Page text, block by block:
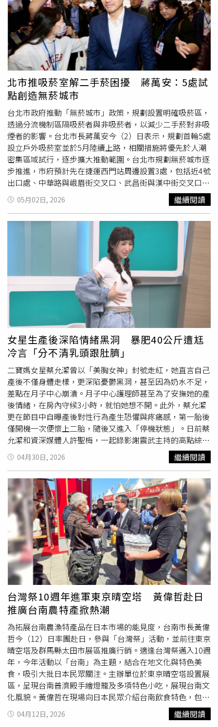
確認道具是否具有危險性，深怕誤傷楊紫，在拍攝畫眉的橋
段時，身為直男的他還一度找不到眉筆，逗得楊紫笑說：
「你不會把我畫成蠟筆小新吧！」另外，王梓豪也透露，為
了理解田本昌一角的行為邏輯，自己在劇本上密密麻麻寫滿
人物心理動機，反覆思考田本昌究竟為何一步步走向偏執跟
瘋狂，並經歷多次磨合跟揣摩，才逐漸找到詮釋角色的方
式。
人的機身構造，僧團別出心裁地以「燃燈節貼紙」貼在Gabi
的手臂上象徵傳承，並為其掛上108顆佛珠組成的念珠。以
結合現代技術與傳統象徵的方式，成功保留了儀式的神聖
性，也增添了趣味性。完成受戒手續後，Gabi向在場觀禮的
信眾與貴賓舉手致意，隨後更與其他僧侶一同進行繞塔儀
式，祈求國泰民安。雖然Gabi是由金屬與電路組成，但在法
音繚繞的寺院中，其緩緩繞行的身影與傳統佛塔形成強烈對
比，讓現場不少信眾感到既新奇又莊嚴。曹溪寺方表示，
Gabi的出現是為了因應數位時代的轉變，持續探索AI機器人
如何協助推廣佛教文化。繼受戒儀式後，Gabi也預計於本月
浴佛節的傳統燈會中亮相，正式加入提燈遊行的隊伍，與市
民、觀光客共同慶祝佛祖誕生，持續扮演溝通傳統與未來的
橋樑。據《韓聯社》報導，佛教徒必須遵守的五戒為不殺
生、不偷盜、不邪淫、不妄語和不飲酒，而AI版五戒則改變
成尊重生命不傷害、不破壞其他機器人與物品、聽從人類不
頂撞、不做欺瞞姓的行為與表達和節省能源不過度充電。
北市推吸菸室解二手菸困擾 蔣萬安：5處試
點創造無菸城市
台北市政府推動「無菸城市」政策，規劃設置明確吸菸區，
透過分流機制區隔吸菸者與非吸菸者，以減少二手菸對非吸
煙者的影響。台北市長蔣萬安今（2）日表示，規劃首輪5處
設立戶外吸菸室並於5月陸續上路，相關措施將優先於人潮
密集區域試行，逐步擴大推動範圍。台北市規劃無菸城市逐
步推進，市府預計先在捷運西門站周邊設置3處，包括近4號
出口處、中華路與峨眉街交叉口、武昌街與漢中街交叉口。
另外，捷運中山站4號出口處、近雙連站1號出口處，且在天
津街市民大道交叉口前也將設置1處，預計在完成相關測試
後於5月擇日啟用。蔣萬安表示，無菸城市的規劃，最重要
希望讓非吸菸者能夠避免受到二手菸、三手菸的困擾，也讓
吸菸的朋友能夠到指定的區域吸菸，達到有效的分流。事實
上，北市府自去年起已進行相關規劃與測試，先後在年貨大
等活動場合試辦吸菸區。蔣萬安強調，如今選
定兩個人潮眾多的商圈，西門町跟中山商圈，會在5月份啟
用戶外負壓式吸菸區。另外也規劃一橫一縱，信義路、敦化
南北路規劃開放式的吸菸區，逐步擴大無菸範圍，也希望能
逐步實現無菸城市的願景。針對吸菸室設計，研考會主委殷
瑋表示，戶外負壓式吸菸室設置兩組抽風設備以維持氣流循
環，並採四道過濾機制，包括濾油、初級過濾、活性碳吸附
與PM2.5過濾，確保排出空氣品質。透過此設計，不僅可降
低煙霧外逸，也有助減少煙蒂隨地丟棄的情形。
05月02日, 2026 繼續閱讀
女星生產後深陷情緒黑洞 暴肥40公斤遭尪
冷言「分不清乳頭跟肚臍」
二寶媽女星蔡允潔曾以「美胸女神」封號走紅，她直言自己
產後不僅身體走樣，更深陷憂鬱黑洞，甚至因為奶水不足，
差點在月子中心崩潰。月子中心護理師甚至為了安撫她的產
後情緒，在房內守候3小時，就怕她想不開。此外，蔡允潔
更在節目中自曝產後對性行為產生恐懼與疼痛感，第一胎後
僅開機一次便懷上二胎，隨後又進入「停機狀態」。日前蔡
允潔和資深媒體人許聖梅，一起錄影謝震武主持的高點綜合
台節目《震震有詞》，探討「生完寶貝好狼狽！可怕的婚姻
試煉讓人身心俱疲？！」議題。蔡允潔透露懷孕期間體重飆
升40公斤，產後看著肚皮笑稱「分不清乳頭跟肚臍」，昔日
32F的傲人身材反成壓力。她原以為奶量與尺寸成正比，不
料奶水不足以支撐女兒食量，讓她情緒崩潰。蔡允潔和資深
媒體人許聖梅，一起在節目上探討當媽不容易。（圖／和展
影視提供）除了生理挑戰，蔡允潔也分享了某日帶女兒回家
探望父親，蔡允潔爸爸看到孫女兒說：「妳怎麼那麼肉！」
在一旁的先生不經意碎唸：「叫妳孫女減肥前，先叫妳女兒
減肥吧！」先生更在兒子出生幾個月內兩次住進加護病房
，無心說出：「會不會是因為當初母奶喝得不夠久，所以他
才那麼容易住院。」讓蔡允潔很自責。聊及產後憂鬱，蔡允
潔曾想「當媽媽連活下來都很難，每天吃飯大便尿尿時間都
很少，哪有時間得憂鬱症。」直到第二胎產後覺得自己情緒
不對勁，「在孩子面前會無緣無故的哭、對爸爸發脾氣，只
要小孩出門上課就把家裡的燈全關起來，要是老公開燈會生
氣」。她察覺情緒的異樣後，趕緊求助身心科。《時報周刊
CTWANT》提醒您：勇敢求救並非弱者，您的痛苦有人願意
傾聽，請撥打1995。如果您覺得痛苦、似乎沒有出路，您
並不孤單，請撥打1925。
04月30日, 2026 繼續閱讀
台灣祭10週年進軍東京晴空塔 黃偉哲赴日
推廣台南農特產掀熱潮
為拓展台南農漁特產品在日本市場的能見度，台南市長黃偉
哲今（12）日率團赴日，參與「台灣祭」活動，並前往東京
晴空塔及群馬縣太田市展區推廣行銷。適逢台灣祭邁入10週
年，今年活動以「台南」為主題，結合在地文化與特色美
食，吸引大批日本民眾關注。主辦單位於東京晴空塔設置展
區，呈現台南普濟殿手繪燈籠及多項特色小吃，展現台南文
化風貌。黃偉哲在現場向日本民眾介紹台南飲食特色，包括
擔仔麵、蝦仁飯，以及以芒果、鳳梨製成的甜點等，透過試
吃活動推廣台南農產加工品。黃偉哲表示，感謝主辦單位以
04月12日, 2026 繼續閱讀